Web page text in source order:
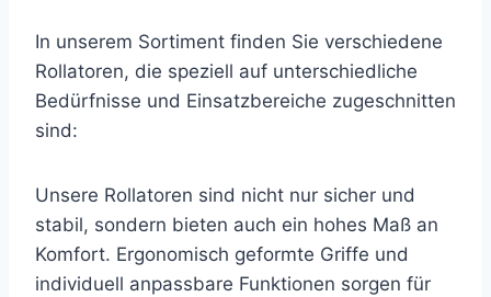
In unserem Sortiment finden Sie verschiedene
Rollatoren, die speziell auf unterschiedliche
Bedürfnisse und Einsatzbereiche zugeschnitten
sind:
Unsere Rollatoren sind nicht nur sicher und
stabil, sondern bieten auch ein hohes Maß an
Komfort. Ergonomisch geformte Griffe und
individuell anpassbare Funktionen sorgen für